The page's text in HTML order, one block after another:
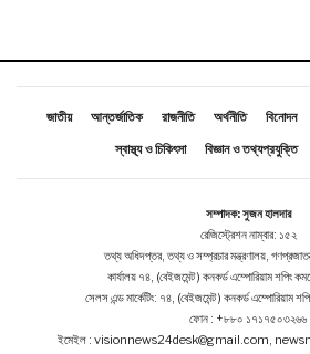
জাতীয় আন্তর্জাতিক রাজনীতি অর্থনীতি বিনোদন
স্বাস্থ্য ও চিকিৎসা
বিজ্ঞান ও তথ্যপ্রযুক্তি
সম্পাদক: সুজন হালদার
রেজিস্ট্রেশন নাম্বার: ১৫২
তথ্য অধিদপ্তর, তথ্য ও সম্প্রচার মন্ত্রণালয়,
কার্যালয় ৭৪, (বেইজমেন্ট ) কনকর্ড এম্পোরিয়াম শপিং
সেলস এন্ড মার্কেটিং: ৭৪, (বেইজমেন্ট ) কনকর্ড এম্পোরিয়াম
ফোন : +৮৮০ ১৭১৭৫০৩২৬৬
ইমেইল : visionnews24desk@gmail.com,